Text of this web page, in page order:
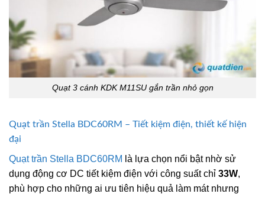
Quạt 3 cánh KDK M11SU gắn trần nhỏ gọn
Quạt trần Stella BDC60RM – Tiết kiệm điện, thiết kế hiện
đại
Quạt trần Stella BDC60RM là lựa chọn nổi bật nhờ sử
dụng động cơ DC tiết kiệm điện với công suất chỉ 33W,
phù hợp cho những ai ưu tiên hiệu quả làm mát nhưng